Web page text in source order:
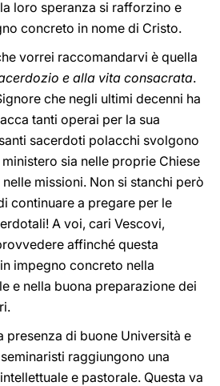
loro speranza si rafforzino e
concreto in nome di Cristo.
vorrei raccomandarvi è quella
e alla vita consacrata.
che negli ultimi decenni ha
tanti operai per la sua
sacerdoti polacchi svolgono
sia nelle proprie Chiese
nelle missioni. Non si stanchi però
continuare a pregare per le
A voi, cari Vescovi,
affinché questa
impegno concreto nella
e nella buona preparazione dei
presenza di buone Università e
raggiungono una
e pastorale. Questa va